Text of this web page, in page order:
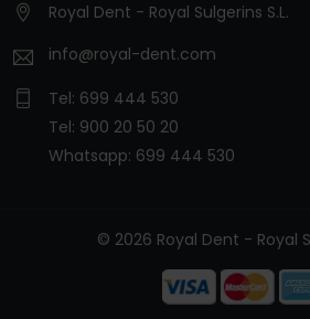
Royal Dent - Royal Sulgerins S.L.
info@royal-dent.com
Tel: 699 444 530
Tel: 900 20 50 20
Whatsapp: 699 444 530
© 2026 Royal Dent - Royal